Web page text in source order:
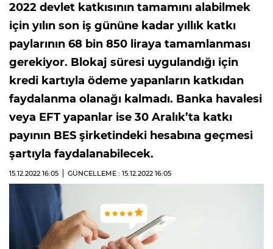
2022 devlet katkısının tamamını alabilmek
için yılın son iş gününe kadar yıllık katkı
paylarının 68 bin 850 liraya tamamlanması
gerekiyor. Blokaj süresi uygulandığı için
kredi kartıyla ödeme yapanların katkıdan
faydalanma olanağı kalmadı. Banka havalesi
veya EFT yapanlar ise 30 Aralık’ta katkı
payının BES şirketindeki hesabına geçmesi
şartıyla faydalanabilecek.
15.12.2022 16:05 GÜNCELLEME : 15.12.2022 16:05